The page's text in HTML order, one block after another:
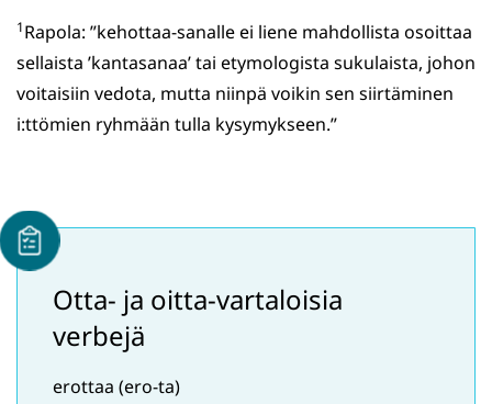
1Rapola: ”kehottaa-sanalle ei liene mahdollista osoittaa
sellaista ’kantasanaa’ tai etymologista sukulaista, johon
voitaisiin vedota, mutta niinpä voikin sen siirtäminen
i:ttömien ryhmään tulla kysymykseen.”
Otta- ja oitta-vartaloisia
verbejä
erottaa (ero-ta)